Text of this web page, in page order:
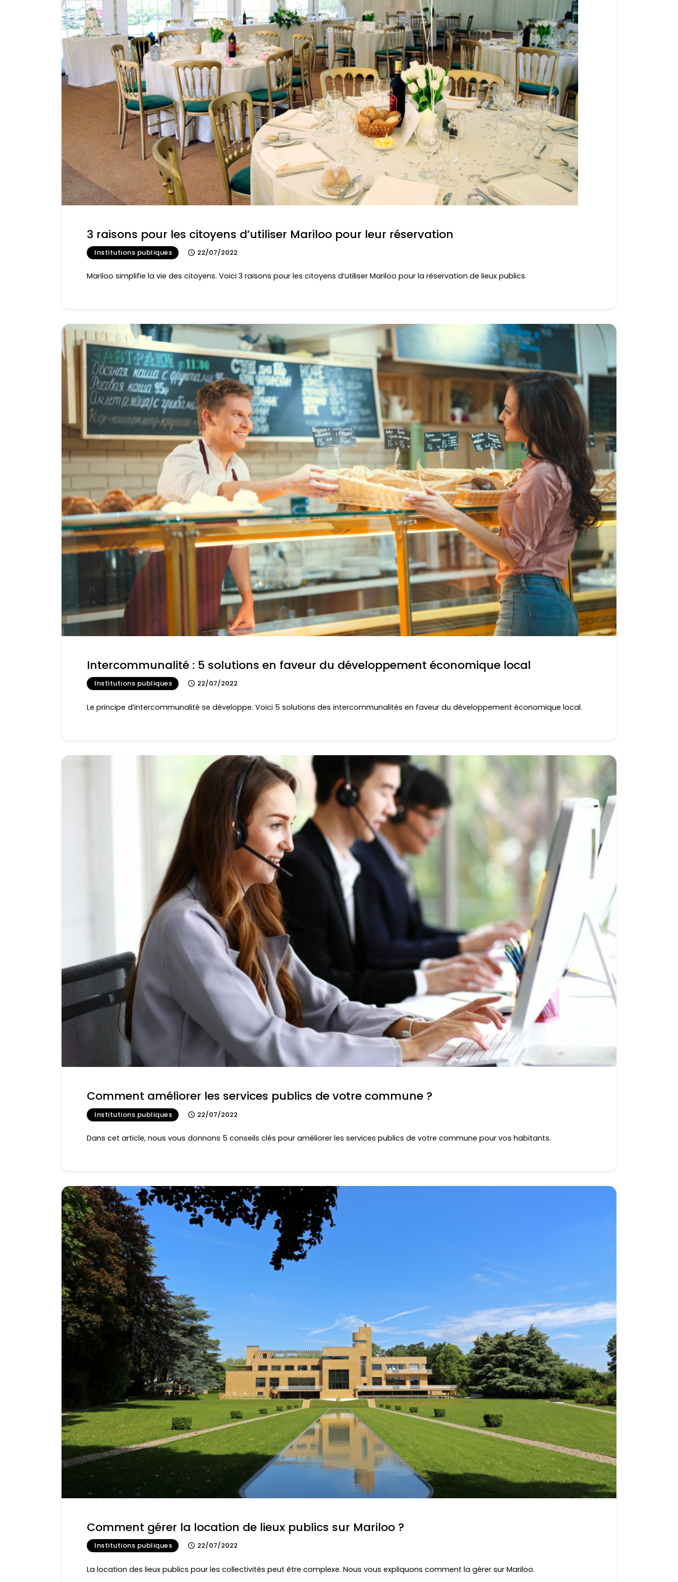
3 raisons pour les citoyens d’utiliser Mariloo pour leur réservation
Institutions publiques 22/07/2022
Mariloo simplifie la vie des citoyens. Voici 3 raisons pour les citoyens d’utiliser Mariloo pour la réservation de lieux publics.
Intercommunalité : 5 solutions en faveur du développement économique local
Institutions publiques 22/07/2022
Le principe d’intercommunalité se développe. Voici 5 solutions des intercommunalités en faveur du développement économique local.
Comment améliorer les services publics de votre commune ?
Institutions publiques 22/07/2022
Dans cet article, nous vous donnons 5 conseils clés pour améliorer les services publics de votre commune pour vos habitants.
Comment gérer la location de lieux publics sur Mariloo ?
Institutions publiques 22/07/2022
La location des lieux publics pour les collectivités peut être complexe. Nous vous expliquons comment la gérer sur Mariloo.